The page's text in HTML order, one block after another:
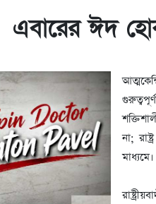
‎এবারের ঈদ
না;
মাধ্যমে।